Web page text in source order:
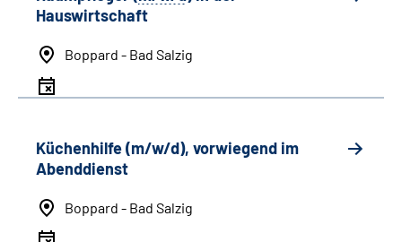
Hauswirtschaft
Boppard - Bad Salzig
Küchenhilfe (m/w/d), vorwiegend im
Abenddienst
Boppard - Bad Salzig